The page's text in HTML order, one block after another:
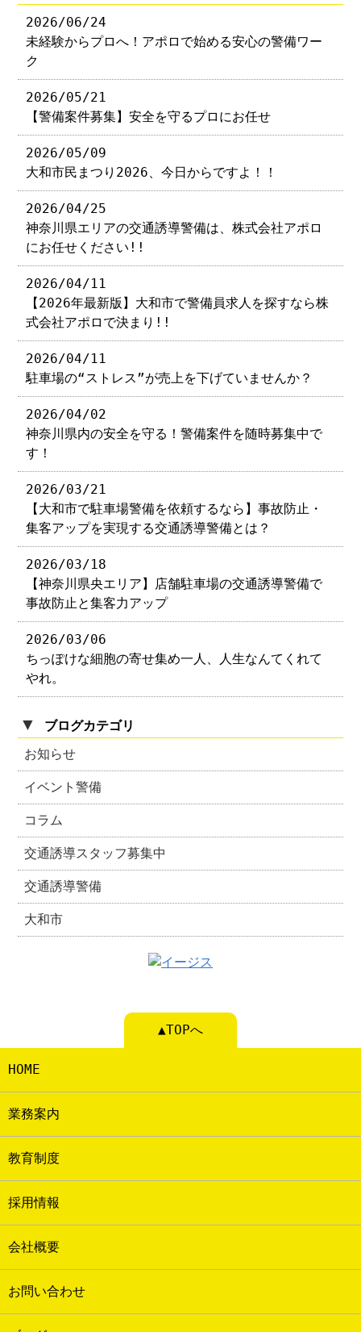
2026/06/24
未経験からプロへ！アポロで始める安心の警備ワー
ク
2026/05/21
【警備案件募集】安全を守るプロにお任せ
2026/05/09
大和市民まつり2026、今日からですよ！！
2026/04/25
神奈川県エリアの交通誘導警備は、株式会社アポロ
にお任せください!!
2026/04/11
【2026年最新版】大和市で警備員求人を探すなら株
式会社アポロで決まり!!
2026/04/11
駐車場の“ストレス”が売上を下げていませんか？
2026/04/02
神奈川県内の安全を守る！警備案件を随時募集中で
す！
2026/03/21
【大和市で駐車場警備を依頼するなら】事故防止・
集客アップを実現する交通誘導警備とは？
2026/03/18
【神奈川県央エリア】店舗駐車場の交通誘導警備で
事故防止と集客力アップ
2026/03/06
ちっぽけな細胞の寄せ集め一人、人生なんてくれて
やれ。
▼ ブログカテゴリ
お知らせ
イベント警備
コラム
交通誘導スタッフ募集中
交通誘導警備
大和市
▲TOPへ
HOME
業務案内
教育制度
採用情報
会社概要
お問い合わせ